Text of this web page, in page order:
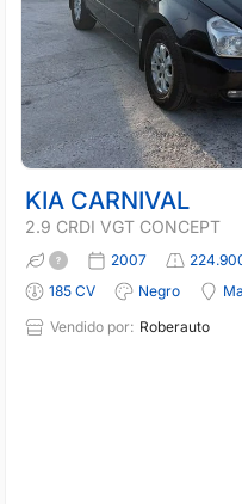
KIA CARNIVAL
2.9 CRDI VGT CONCEPT
2007
185 CV
Negro
Vendido por: Roberauto